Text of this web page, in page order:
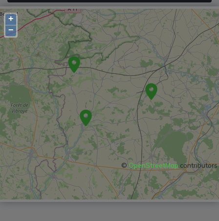
+
−
©OpenStreetMap contributors